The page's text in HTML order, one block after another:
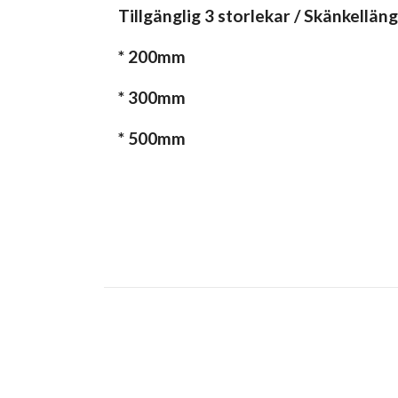
Tillgänglig 3 storlekar /
* 200mm
* 300mm
* 500mm